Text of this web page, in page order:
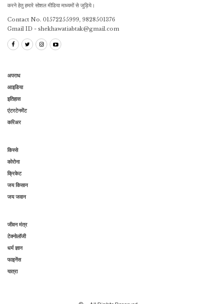
करने हेतु हमारे सोशल मीडिया माध्यमों से जुड़िये।
Contact No. 01572255999, 9828501376
Gmail ID - shekhawatiabtak@gmail.com
अपराध
आइडिया
इतिहास
एंटरटेनमेंट
करिअर
किस्से
कोरोना
क्रिकेट
जय किसान
जय जवान
जीवन मंत्र
टेक्नोलॉजी
धर्म ज्ञान
फाइनेंस
यात्रा